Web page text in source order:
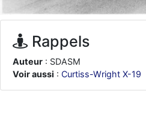
meeting de Lann Bihoué de 2026 ?
cachée dans les pins
au site!
2026 !
Rappels
Auteur : SDASM
Voir aussi : Curtiss-Wright X-19